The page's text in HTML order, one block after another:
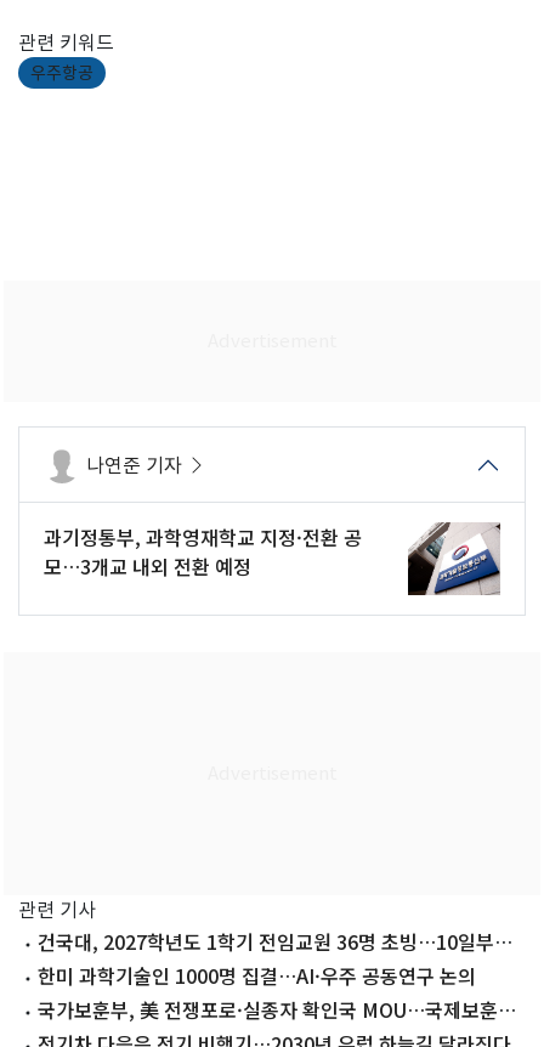
관련 키워드
우주항공
나연준 기자
과기정통부, 과학영재학교 지정·전환 공
모…3개교 내외 전환 예정
관련 기사
건국대, 2027학년도 1학기 전임교원 36명 초빙…10일부터
원서접수
한미 과학기술인 1000명 집결…AI·우주 공동연구 논의
국가보훈부, 美 전쟁포로·실종자 확인국 MOU…국제보훈협